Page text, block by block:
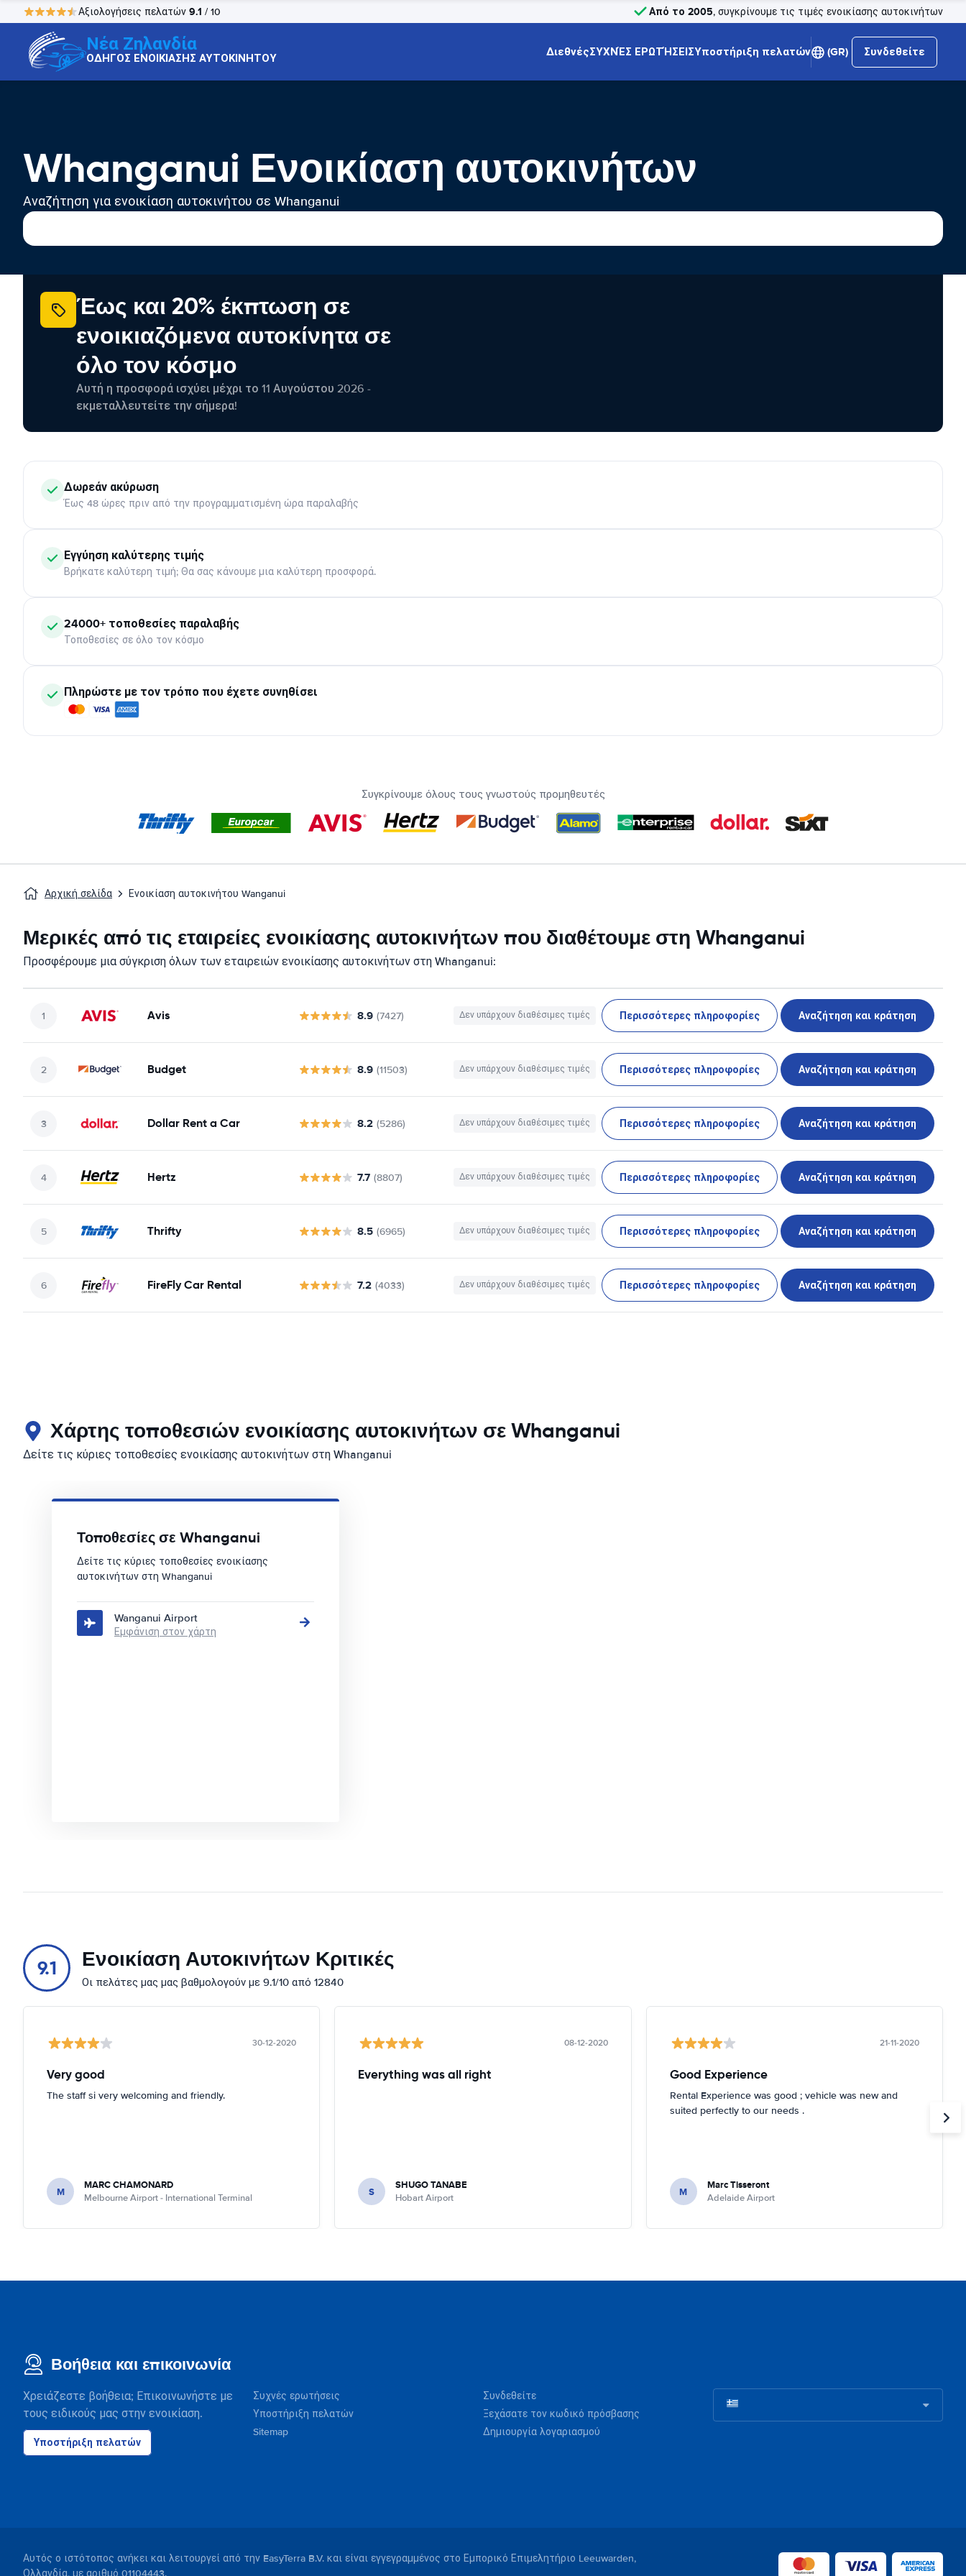
Αξιολογήσεις πελατών 9.1 / 10 Από το 2005, συγκρίνουμε τις τιμές ενοικίασης αυτοκινήτων
Νέα Ζηλανδία
ΟΔΗΓΟΣ ΕΝΟΙΚΙΑΣΗΣ ΑΥΤΟΚΙΝΗΤΟΥ ΔιεθνέςΣΥΧΝΈΣ ΕΡΩΤΉΣΕΙΣΥποστήριξη πελατών (GR) Συνδεθείτε
Whanganui Ενοικίαση αυτοκινήτων
Αναζήτηση για ενοικίαση αυτοκινήτου σε Whanganui
Έως και 20% έκπτωση σε
ενοικιαζόμενα αυτοκίνητα σε
όλο τον κόσμο
Αυτή η προσφορά ισχύει μέχρι το 11 Αυγούστου 2026 -
εκμεταλλευτείτε την σήμερα!
Δωρεάν ακύρωση
Έως 48 ώρες πριν από την προγραμματισμένη ώρα παραλαβής
Εγγύηση καλύτερης τιμής
Βρήκατε καλύτερη τιμή; Θα σας κάνουμε μια καλύτερη προσφορά.
24000+ τοποθεσίες παραλαβής
Τοποθεσίες σε όλο τον κόσμο
Πληρώστε με τον τρόπο που έχετε συνηθίσει
Συγκρίνουμε όλους τους γνωστούς προμηθευτές
Αρχική σελίδα Ενοικίαση αυτοκινήτου Wanganui
Μερικές από τις εταιρείες ενοικίασης αυτοκινήτων που διαθέτουμε στη Whanganui
Προσφέρουμε μια σύγκριση όλων των εταιρειών ενοικίασης αυτοκινήτων στη Whanganui:
Avis 8.9 (7427) Δεν υπάρχουν διαθέσιμες τιμές Περισσότερες πληροφορίες Αναζήτηση και κράτηση
Budget 8.9 (11503) Δεν υπάρχουν διαθέσιμες τιμές Περισσότερες πληροφορίες Αναζήτηση και κράτηση
Dollar Rent a Car 8.2 (5286) Δεν υπάρχουν διαθέσιμες τιμές Περισσότερες πληροφορίες Αναζήτηση και κράτηση
Hertz 7.7 (8807) Δεν υπάρχουν διαθέσιμες τιμές Περισσότερες πληροφορίες Αναζήτηση και κράτηση
Thrifty 8.5 (6965) Δεν υπάρχουν διαθέσιμες τιμές Περισσότερες πληροφορίες Αναζήτηση και κράτηση
FireFly Car Rental 7.2 (4033) Δεν υπάρχουν διαθέσιμες τιμές Περισσότερες πληροφορίες Αναζήτηση και κράτηση
Χάρτης τοποθεσιών ενοικίασης αυτοκινήτων σε Whanganui
Δείτε τις κύριες τοποθεσίες ενοικίασης αυτοκινήτων στη Whanganui
Τοποθεσίες σε Whanganui
Δείτε τις κύριες τοποθεσίες ενοικίασης
αυτοκινήτων στη Whanganui
Wanganui Airport
Εμφάνιση στον χάρτη
9.1 Ενοικίαση Αυτοκινήτων Κριτικές
Οι πελάτες μας μας βαθμολογούν με 9.1/10 από 12840
30-12-2020
Very good
The staff si very welcoming and friendly.
M MARC CHAMONARD
Melbourne Airport - International Terminal
08-12-2020
Everything was all right
S SHUGO TANABE
Hobart Airport
21-11-2020
Good Experience
Rental Experience was good ; vehicle was new and
suited perfectly to our needs .
M Marc Tisseront
Adelaide Airport
Βοήθεια και επικοινωνία
Χρειάζεστε βοήθεια; Επικοινωνήστε με
τους ειδικούς μας στην ενοικίαση.
Υποστήριξη πελατών
Συχνές ερωτήσεις
Υποστήριξη πελατών
Sitemap
Συνδεθείτε
Ξεχάσατε τον κωδικό πρόσβασης
Δημιουργία λογαριασμού
Αυτός ο ιστότοπος ανήκει και λειτουργεί από την EasyTerra B.V. και είναι εγγεγραμμένος στο Εμπορικό Επιμελητήριο Leeuwarden,
Ολλανδία, με αριθμό 01104443.